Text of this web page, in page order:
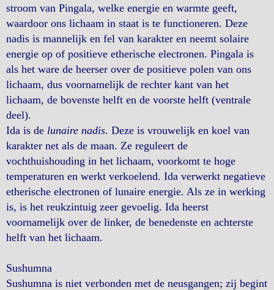
stroom van Pingala, welke energie en warmte geeft,
waardoor ons lichaam in staat is te functioneren. Deze
nadis is mannelijk en fel van karakter en neemt solaire
energie op of positieve etherische electronen. Pingala is
als het ware de heerser over de positieve polen van ons
lichaam, dus voornamelijk de rechter kant van het
lichaam, de bovenste helft en de voorste helft (ventrale
deel).
Ida is de lunaire nadis. Deze is vrouwelijk en koel van
karakter net als de maan. Ze reguleert de
vochthuishouding in het lichaam, voorkomt te hoge
temperaturen en werkt verkoelend. Ida verwerkt negatieve
etherische electronen of lunaire energie. Als ze in werking
is, is het reukzintuig zeer gevoelig. Ida heerst
voornamelijk over de linker, de benedenste en achterste
helft van het lichaam.
Sushumna
Sushumna is niet verbonden met de neusgangen; zij begint